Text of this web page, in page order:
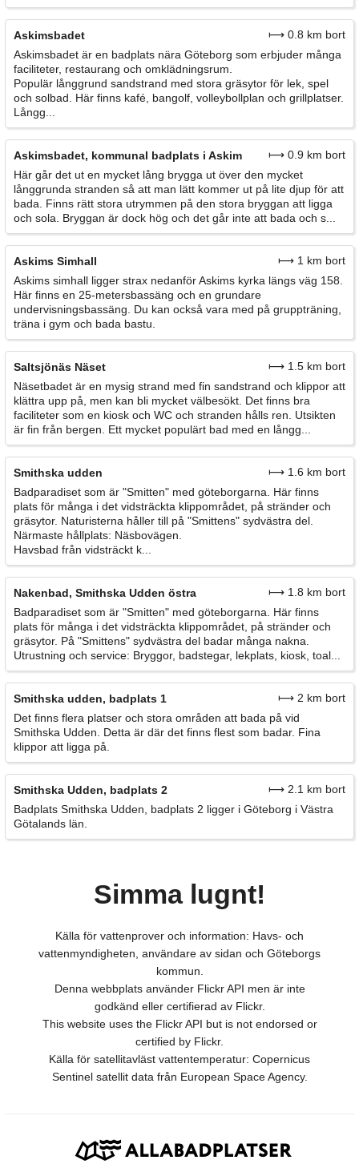
Askimsbadet
⟼ 0.8 km bort
Askimsbadet är en badplats nära Göteborg som erbjuder många
faciliteter, restaurang och omklädningsrum.
Populär långgrund sandstrand med stora gräsytor för lek, spel
och solbad. Här finns kafé, bangolf, volleybollplan och grillplatser.
Långg...
Askimsbadet, kommunal badplats i Askim
⟼ 0.9 km bort
Här går det ut en mycket lång brygga ut över den mycket
långgrunda stranden så att man lätt kommer ut på lite djup för att
bada. Finns rätt stora utrymmen på den stora bryggan att ligga
och sola. Bryggan är dock hög och det går inte att bada och s...
Askims Simhall
⟼ 1 km bort
Askims simhall ligger strax nedanför Askims kyrka längs väg 158.
Här finns en 25-metersbassäng och en grundare
undervisningsbassäng. Du kan också vara med på gruppträning,
träna i gym och bada bastu.
Saltsjönäs Näset
⟼ 1.5 km bort
Näsetbadet är en mysig strand med fin sandstrand och klippor att
klättra upp på, men kan bli mycket välbesökt. Det finns bra
faciliteter som en kiosk och WC och stranden hålls ren. Utsikten
är fin från bergen. Ett mycket populärt bad med en långg...
Smithska udden
⟼ 1.6 km bort
Badparadiset som är "Smitten" med göteborgarna. Här finns
plats för många i det vidsträckta klippområdet, på stränder och
gräsytor. Naturisterna håller till på "Smittens" sydvästra del.
Närmaste hållplats: Näsbovägen.
Havsbad från vidsträckt k...
Nakenbad, Smithska Udden östra
⟼ 1.8 km bort
Badparadiset som är "Smitten" med göteborgarna. Här finns
plats för många i det vidsträckta klippområdet, på stränder och
gräsytor. På "Smittens" sydvästra del badar många nakna.
Utrustning och service: Bryggor, badstegar, lekplats, kiosk, toal...
Smithska udden, badplats 1
⟼ 2 km bort
Det finns flera platser och stora områden att bada på vid
Smithska Udden. Detta är där det finns flest som badar. Fina
klippor att ligga på.
Smithska Udden, badplats 2
⟼ 2.1 km bort
Badplats Smithska Udden, badplats 2 ligger i Göteborg i Västra
Götalands län.
Simma lugnt!
Källa för vattenprover och information: Havs- och
vattenmyndigheten, användare av sidan och Göteborgs
kommun.
Denna webbplats använder Flickr API men är inte
godkänd eller certifierad av Flickr.
This website uses the Flickr API but is not endorsed or
certified by Flickr.
Källa för satellitavläst vattentemperatur: Copernicus
Sentinel satellit data från European Space Agency.